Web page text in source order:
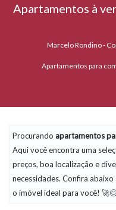
Apartamentos à
Marcelo Rondino -
Apartamentos para
Procurando apartamentos
Aqui você encontra uma
preços, boa localização e
necessidades. Confira
o imóvel ideal para você!